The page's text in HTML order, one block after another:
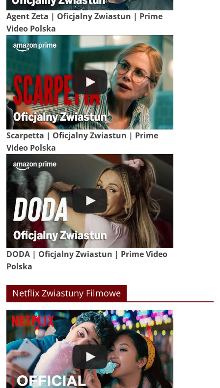
Agent Zeta | Oficjalny Zwiastun | Prime
Video Polska
Scarpetta | Oficjalny Zwiastun | Prime
Video Polska
DODA | Oficjalny Zwiastun | Prime Video
Polska
Netflix Zwiastuny Filmowe